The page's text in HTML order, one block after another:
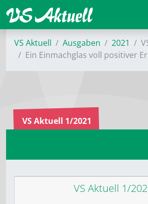
VS Aktuell Ausgaben 2021
Ein Einmachglas voll positiver
VS Aktuell 1/2021
VS Aktuell 1/